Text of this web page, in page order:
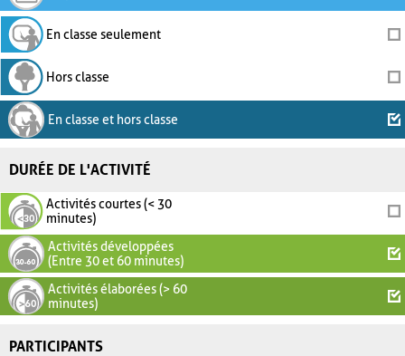
En classe seulement
Hors classe
En classe et hors classe
DURÉE DE L'ACTIVITÉ
Activités courtes (< 30
minutes)
Activités développées
(Entre 30 et 60 minutes)
Activités élaborées (> 60
minutes)
PARTICIPANTS